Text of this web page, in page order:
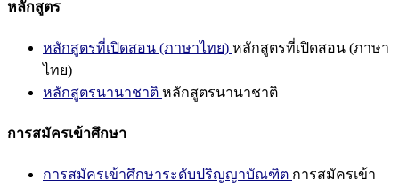
หลักสูตร
หลักสูตรที่เปิดสอน (ภาษาไทย) หลักสูตรที่เปิดสอน (ภาษา
ไทย)
หลักสูตรนานาชาติ หลักสูตรนานาชาติ
การสมัครเข้าศึกษา
การสมัครเข้าศึกษาระดับปริญญาบัณฑิต การสมัครเข้า